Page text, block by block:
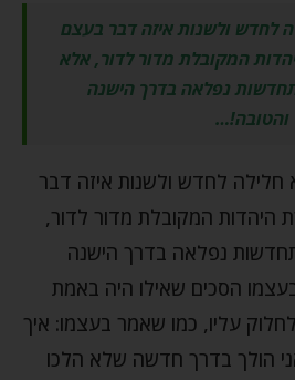
לחדש ולשנות איזה דבר בעצם
המקובלת מדור לדור, אלא
נפלאה בדרך הישנה
והטובה!…
חלילה לחדש ולשנות איזה דבר
היהדות המקובלת מדור לדור,
נפלאה בדרך הישנה
הסכים שאילו היה באמת
עליו, כמו שאמר בעצמו: איך
הולך בדרך חדשה שלא הלכו